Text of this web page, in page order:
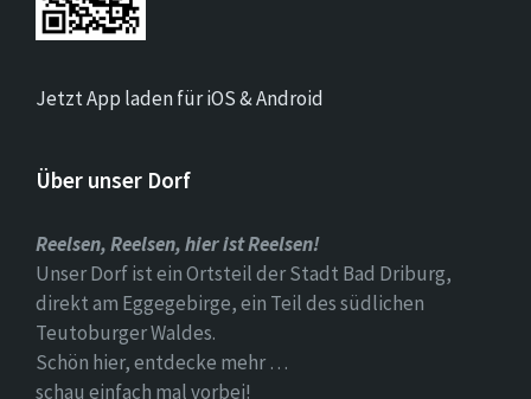
Jetzt App laden für iOS & Android
Über unser Dorf
Reelsen, Reelsen, hier ist Reelsen!
Unser Dorf ist ein Ortsteil der Stadt Bad Driburg,
direkt am Eggegebirge, ein Teil des südlichen
Teutoburger Waldes.
Schön hier, entdecke mehr …
schau einfach mal vorbei!